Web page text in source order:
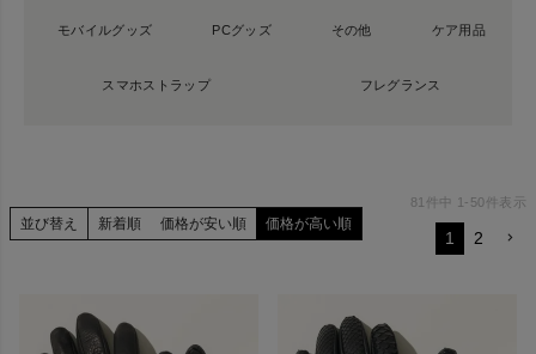
モバイルグッズ PCグッズ その他 ケア用品
スマホストラップ フレグランス
並び替え 新着順 価格が安い順 価格が高い順
81 件中 1 - 50件表示
1 2